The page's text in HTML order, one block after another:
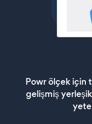
Powr ölçek için
gelişmiş